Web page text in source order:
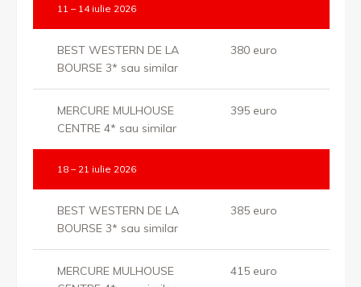
11 – 14 iulie 2026
BEST WESTERN DE LA
BOURSE 3* sau similar
380 euro
MERCURE MULHOUSE
CENTRE 4* sau similar
395 euro
18 – 21 iulie 2026
BEST WESTERN DE LA
BOURSE 3* sau similar
385 euro
MERCURE MULHOUSE
415 euro